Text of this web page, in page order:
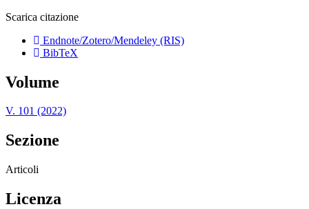
Scarica citazione
Endnote/Zotero/Mendeley (RIS)
BibTeX
Volume
V. 101 (2022)
Sezione
Articoli
Licenza